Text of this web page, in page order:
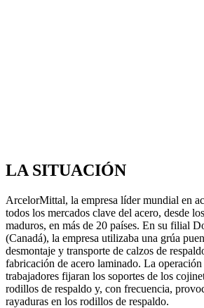
LA SITUACIÓN
ArcelorMittal, la empresa líder mundial en
todos los mercados clave del acero, desde
maduros, en más de 20 países. En su filial
(Canadá), la empresa utilizaba una grúa
desmontaje y transporte de calzos de
fabricación de acero laminado. La
trabajadores fijaran los soportes de los
rodillos de respaldo y, con frecuencia,
rayaduras en los rodillos de respaldo.